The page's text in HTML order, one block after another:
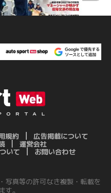
規約
広告掲載について
運営会社
いて
お問い合わせ
写真等の許可なき複製・転載を
す。